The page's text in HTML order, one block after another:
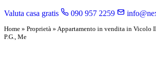
Valuta casa gratis 090 957 2259
Home » Proprietà » Appartamento in vendita in Vicolo
P.G., Me